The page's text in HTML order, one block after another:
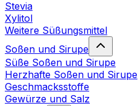
Stevia
Xylitol
Weitere Süßungsmittel
Soßen und Sirupe
Süße Soßen und Sirupe
Herzhafte Soßen und Sirupe
Geschmacksstoffe
Gewürze und Salz